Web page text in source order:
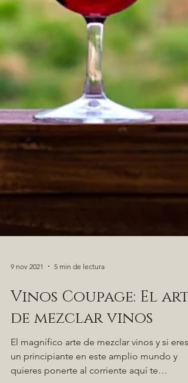
Vinos Coupage: El arte
de mezclar vinos
El magnífico arte de mezclar vinos y si eres
un principiante en este amplio mundo y